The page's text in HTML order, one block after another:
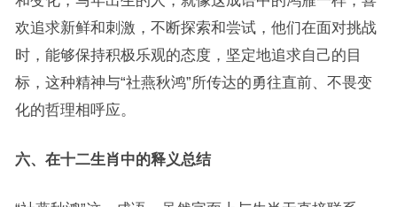
欢追求新鲜和刺激，不断探索和尝试，他们在面对挑战
时，能够保持积极乐观的态度，坚定地追求自己的目
标，这种精神与“社燕秋鸿”所传达的勇往直前、不畏变
化的哲理相呼应。
六、在十二生肖中的释义总结